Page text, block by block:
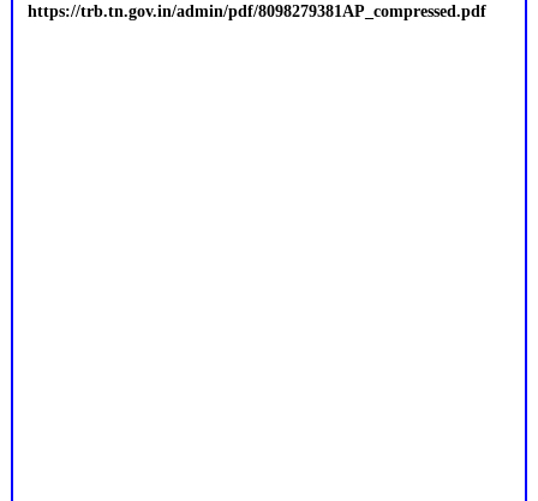
https://trb.tn.gov.in/admin/pdf/8098279381AP_compressed.pdf